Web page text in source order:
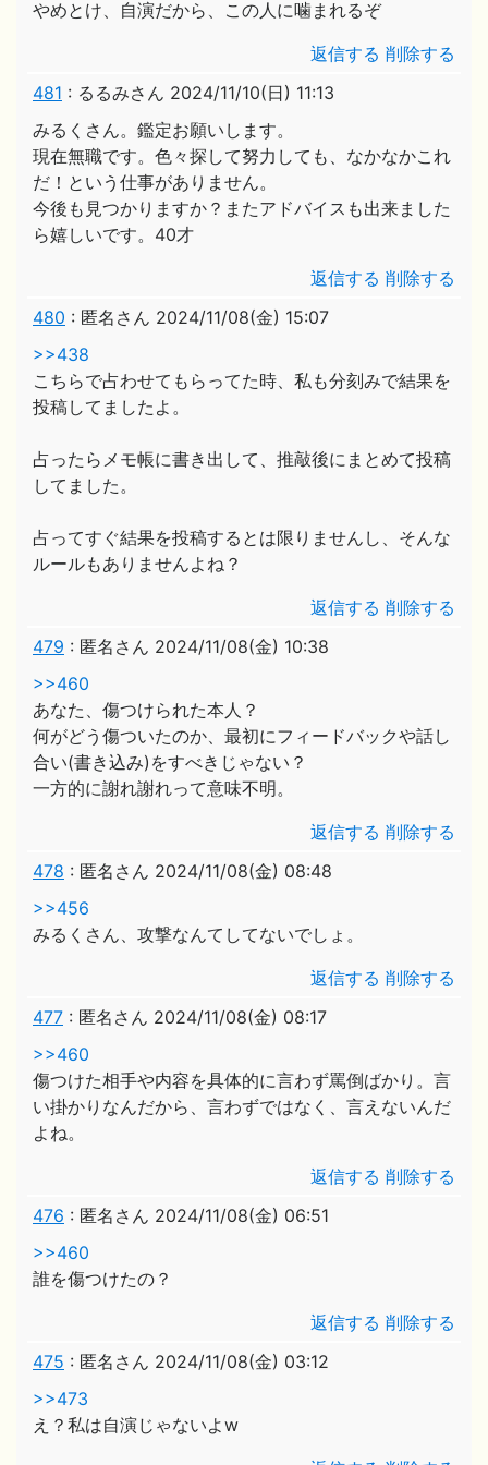
やめとけ、自演だから、この人に噛まれるぞ
返信する 削除する
481 : るるみさん 2024/11/10(日) 11:13
みるくさん。鑑定お願いします。
現在無職です。色々探して努力しても、なかなかこれ
だ！という仕事がありません。
今後も見つかりますか？またアドバイスも出来ました
ら嬉しいです。40才
返信する 削除する
480 : 匿名さん 2024/11/08(金) 15:07
>>438
こちらで占わせてもらってた時、私も分刻みで結果を
投稿してましたよ。
占ったらメモ帳に書き出して、推敲後にまとめて投稿
してました。
占ってすぐ結果を投稿するとは限りませんし、そんな
ルールもありませんよね？
返信する 削除する
479 : 匿名さん 2024/11/08(金) 10:38
>>460
あなた、傷つけられた本人？
何がどう傷ついたのか、最初にフィードバックや話し
合い(書き込み)をすべきじゃない？
一方的に謝れ謝れって意味不明。
返信する 削除する
478 : 匿名さん 2024/11/08(金) 08:48
>>456
みるくさん、攻撃なんてしてないでしょ。
返信する 削除する
477 : 匿名さん 2024/11/08(金) 08:17
>>460
傷つけた相手や内容を具体的に言わず罵倒ばかり。言
い掛かりなんだから、言わずではなく、言えないんだ
よね。
返信する 削除する
476 : 匿名さん 2024/11/08(金) 06:51
>>460
誰を傷つけたの？
返信する 削除する
475 : 匿名さん 2024/11/08(金) 03:12
>>473
え？私は自演じゃないよw